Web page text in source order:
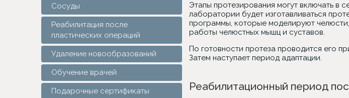
Сосуды
Реабилитация после
пластических операций
Удаление новообразований
Обучение врачей
Подарочные сертификаты
Этапы протезирования могут включать в
лаборатории будет изготавливаться
программы, которые моделируют
работы челюстных мышц и суставов.
По готовности протеза проводится его
Затем наступает период адаптации.
Реабилитационный период